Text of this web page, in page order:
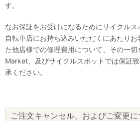
す。
なお保証をお受けになるためにサイクル
自転車店にお持ち込みいただくにあたり
た他店様での修理費用について、その一切
Market、及びサイクルスポットでは保証
承ください。
ご注文キャンセル、およびご変更に